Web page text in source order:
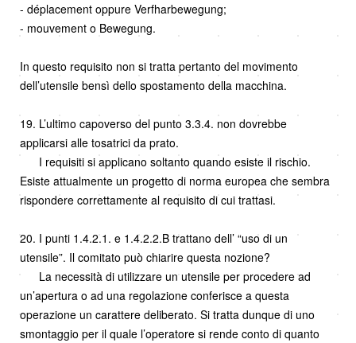
- déplacement oppure Verfharbewegung;
- mouvement o Bewegung.
In questo requisito non si tratta pertanto del movimento
dell’utensile bensì dello spostamento della macchina.
19. L’ultimo capoverso del punto 3.3.4. non dovrebbe
applicarsi alle tosatrici da prato.
I requisiti si applicano soltanto quando esiste il rischio.
Esiste attualmente un progetto di norma europea che sembra
rispondere correttamente al requisito di cui trattasi.
20. I punti 1.4.2.1. e 1.4.2.2.B trattano dell’ “uso di un
utensile”. Il comitato può chiarire questa nozione?
La necessità di utilizzare un utensile per procedere ad
un’apertura o ad una regolazione conferisce a questa
operazione un carattere deliberato. Si tratta dunque di uno
smontaggio per il quale l’operatore si rende conto di quanto